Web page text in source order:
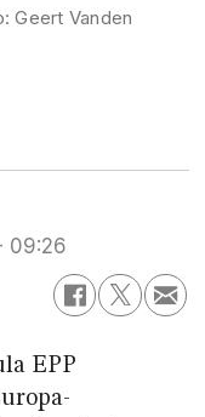
Geert Vanden
09:26
EPP